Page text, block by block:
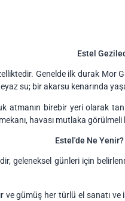
Estel
Genelde ilk durak Mor
su; bir akarsu kenarında
birebir yeri olarak
havası mutlaka
Estel'de Ne
geleneksel günleri için
ve gümüş her türlü el sanatı